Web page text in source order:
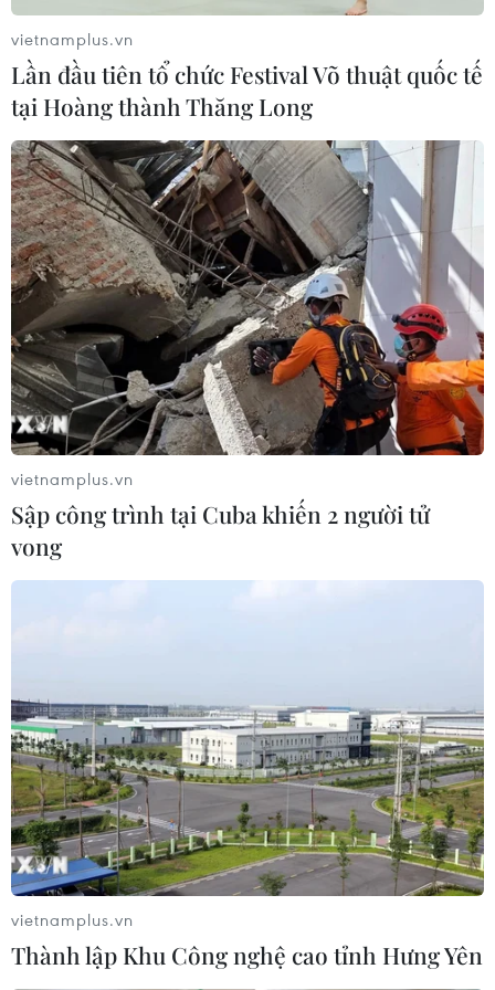
vietnamplus.vn
Lần đầu tiên tổ chức Festival Võ thuật quốc tế
tại Hoàng thành Thăng Long
vietnamplus.vn
Sập công trình tại Cuba khiến 2 người tử
vong
vietnamplus.vn
Thành lập Khu Công nghệ cao tỉnh Hưng Yên